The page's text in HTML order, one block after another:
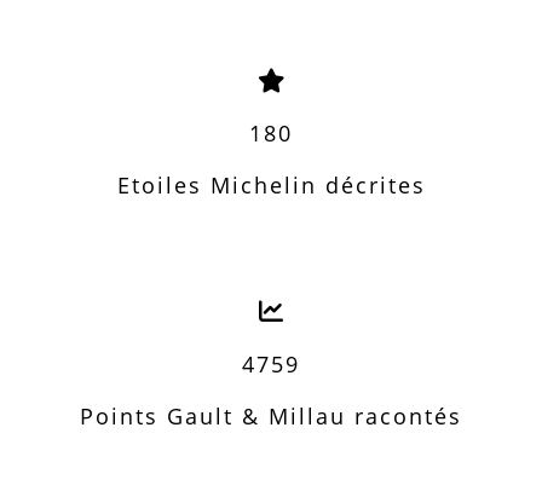
180
Etoiles Michelin décrites
4759
Points Gault & Millau racontés